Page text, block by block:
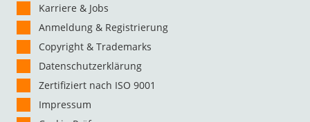
Karriere & Jobs
Anmeldung & Registrierung
Copyright & Trademarks
Datenschutzerklärung
Zertifiziert nach ISO 9001
Impressum